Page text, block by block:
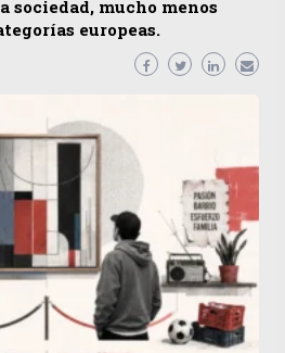
sociedad, mucho menos
europeas.